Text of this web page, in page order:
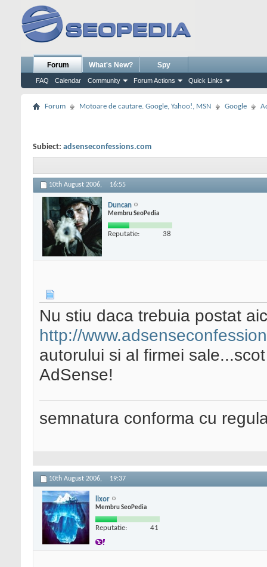
Forum
FAQ Calendar Community Forum Actions Quick Links
What's New? Spy
Forum Motoare de cautare. Google, Yahoo!, MSN Google
Subiect: adsenseconfessions.com
10th August 2006, 16:55
Duncan
Membru SeoPedia
Reputatie: 38
Nu stiu daca trebuia postat
http://
autorului si al firmei
AdSense!
semnatura conforma cu
10th August 2006, 19:37
lixor
Membru SeoPedia
Reputatie: 41